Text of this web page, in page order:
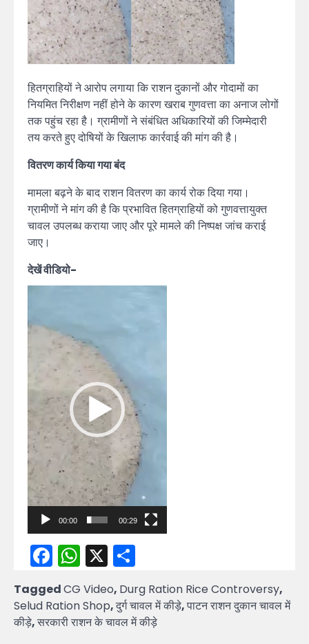
हितग्राहियों ने आरोप लगाया कि राशन दुकानों और गोदामों का
नियमित निरीक्षण नहीं होने के कारण खराब गुणवत्ता का अनाज लोगों
तक पहुंच रहा है। ग्रामीणों ने संबंधित अधिकारियों की जिम्मेदारी
तय करते हुए दोषियों के खिलाफ कार्रवाई की मांग की है।
वितरण कार्य किया गया बंद
मामला बढ़ने के बाद राशन वितरण का कार्य रोक दिया गया।
ग्रामीणों ने मांग की है कि प्रभावित हितग्राहियों को गुणवत्तायुक्त
चावल उपलब्ध कराया जाए और पूरे मामले की निष्पक्ष जांच कराई
जाए।
देखें वीडियो-
00:00 00:29
Facebook
WhatsApp
X
TaggedCG Video, Durg Ration Rice Controversy,
Selud Ration Shop,दुर्ग चावल में कीड़े,पाटन राशन दुकान चावल में
कीड़े,सरकारी राशन के चावल में कीड़े